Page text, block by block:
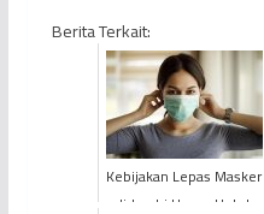
Berita Terkait:
Kebijakan Lepas Masker
di Jambi Hanya Untuk